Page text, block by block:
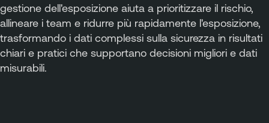
gestione dell'esposizione aiuta a prioritizzare il rischio,
allineare i team e ridurre più rapidamente l'esposizione,
trasformando i dati complessi sulla sicurezza in risultati
chiari e pratici che supportano decisioni migliori e dati
misurabili.